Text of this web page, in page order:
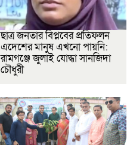
ছাত্র জনতার বিপ্লবের প্রতিফলন
এদেশের মানুষ এখনো পায়নি:
রামগঞ্জে জুলাই যোদ্ধা সানজিদা
চৌধুরী